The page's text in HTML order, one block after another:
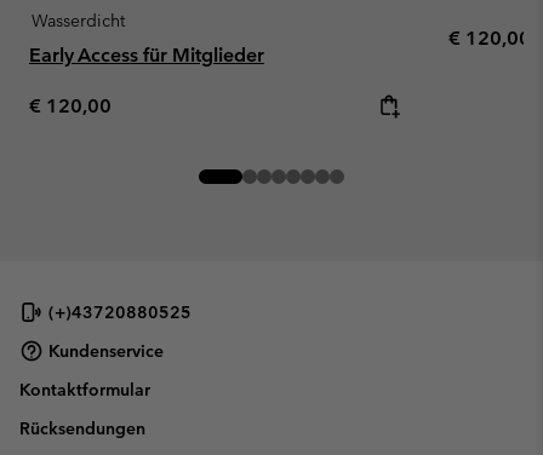
Wasserdicht
Early Access für Mitglieder
Regular price:
€ 120,00
Regular
€ 120,00
(+)43720880525
Kundenservice
Kontaktformular
Rücksendungen